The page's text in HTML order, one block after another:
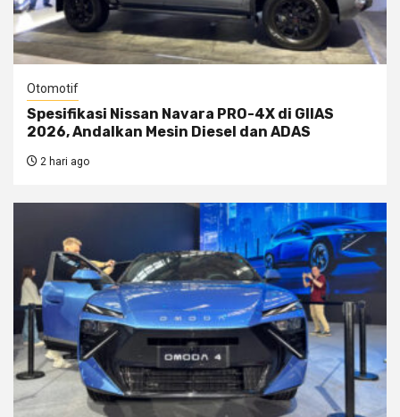
Otomotif
Spesifikasi Nissan Navara PRO-4X di GIIAS
2026, Andalkan Mesin Diesel dan ADAS
2 hari ago